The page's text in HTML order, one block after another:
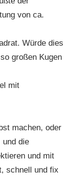
von ca.
Würde dies
großen Kugen
mit
machen, oder
und die
und mit
schnell und fix